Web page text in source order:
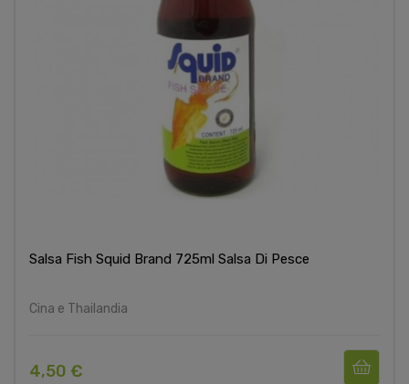
Salsa Fish Squid Brand 725ml Salsa Di Pesce
Cina e Thailandia
4,50 €